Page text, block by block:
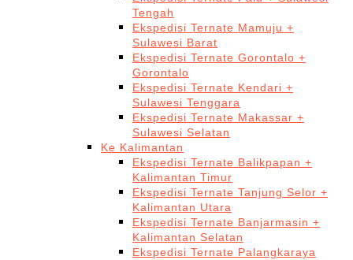
Tengah
Ekspedisi Ternate Mamuju +
Sulawesi Barat
Ekspedisi Ternate Gorontalo +
Gorontalo
Ekspedisi Ternate Kendari +
Sulawesi Tenggara
Ekspedisi Ternate Makassar +
Sulawesi Selatan
Ke Kalimantan
Ekspedisi Ternate Balikpapan +
Kalimantan Timur
Ekspedisi Ternate Tanjung Selor +
Kalimantan Utara
Ekspedisi Ternate Banjarmasin +
Kalimantan Selatan
Ekspedisi Ternate Palangkaraya